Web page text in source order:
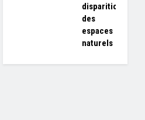
disparition
des
espaces
naturels